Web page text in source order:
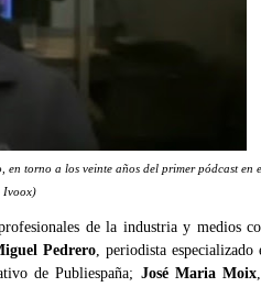
torno a los veinte años del primer pódcast en
Ivoox)
de la industria y medios
Pedrero, periodista especializado
de Publiespaña; José Maria Moix